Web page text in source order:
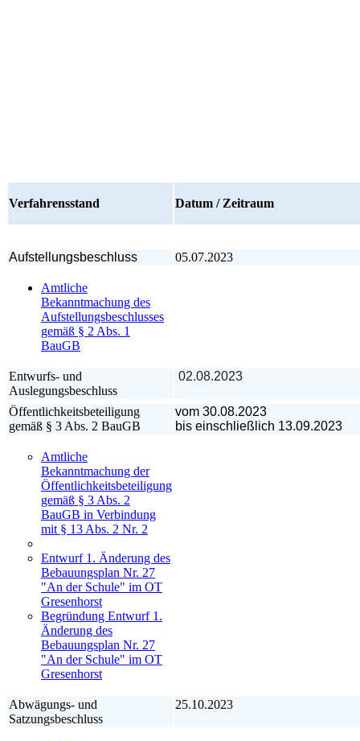
Verfahrensstand Datum / Zeitraum
Aufstellungsbeschluss 05.07.2023
Amtliche
Bekanntmachung des
Aufstellungsbeschlusses
gemäß § 2 Abs. 1
BauGB
Entwurfs- und
Auslegungsbeschluss
02.08.2023
Öffentlichkeitsbeteiligung
gemäß § 3 Abs. 2 BauGB
vom 30.08.2023
bis einschließlich 13.09.2023
Amtliche
Bekanntmachung der
Öffentlichkeitsbeteiligung
gemäß § 3 Abs. 2
BauGB in Verbindung
mit § 13 Abs. 2 Nr. 2
Entwurf 1. Änderung des
Bebauungsplan Nr. 27
"An der Schule" im OT
Gresenhorst
Begründung Entwurf 1.
Änderung des
Bebauungsplan Nr. 27
"An der Schule" im OT
Gresenhorst
Abwägungs- und
Satzungsbeschluss
25.10.2023